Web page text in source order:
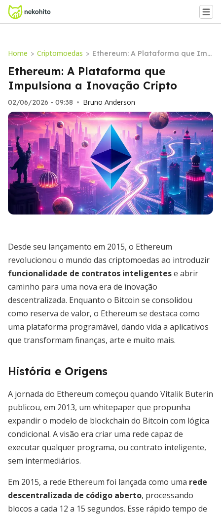
Home > Criptomoedas > Ethereum: A Plataforma que Imp
ulsiona a Inovação Cripto
Ethereum: A Plataforma que
Impulsiona a Inovação Cripto
02/06/2026 - 09:38 • Bruno Anderson
Desde seu lançamento em 2015, o Ethereum
revolucionou o mundo das criptomoedas ao introduzir
funcionalidade de contratos inteligentese abrir
caminho para uma nova era de inovação
descentralizada. Enquanto o Bitcoin se consolidou
como reserva de valor, o Ethereum se destaca como
uma plataforma programável, dando vida a aplicativos
que transformam finanças, arte e muito mais.
História e Origens
A jornada do Ethereum começou quando Vitalik Buterin
publicou, em 2013, um whitepaper que propunha
expandir o modelo de blockchain do Bitcoin com lógica
condicional. A visão era criar uma rede capaz de
executar qualquer programa, ou contrato inteligente,
sem intermediários.
Em 2015, a rede Ethereum foi lançada como uma rede
descentralizada de código aberto, processando
blocos a cada 12 a 15 segundos. Esse rápido tempo de